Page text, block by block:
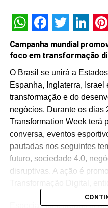
WhatsApp
Facebook
Twitter
Campanha mundial
foco em transformação
O Brasil se unirá a
Espanha, Inglaterra, Israel
transformação e do
negócios. Durante os dias
Transformation Week terá
conversa, eventos
pautadas nos seguintes
futuro, sociedade 4.0,
disruptivas. A ação é
Especialistas,